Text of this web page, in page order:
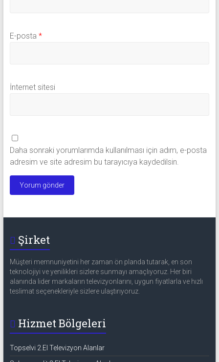
E-posta *
İnternet sitesi
Daha sonraki yorumlarımda kullanılması için adım, e-posta
adresim ve site adresim bu tarayıcıya kaydedilsin.
Şirket
Müşteri memnuniyetini her zaman ön planda tutarak, en son
teknolojiyi ve yenilikleri sizlere sunmayı amaçlıyoruz. Her biri
alanında lider markaların televizyonlarını, uygun fiyatlarla ve hızlı
teslimat seçenekleriyle sizlere ulaştırıyoruz.
Hizmet Bölgeleri
Topselvi 2.El Televizyon Alanlar